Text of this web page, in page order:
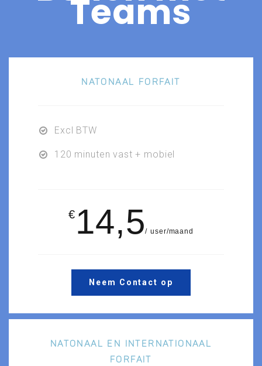
Teams
NATONAAL FORFAIT
Excl BTW
120 minuten vast + mobiel
€ 14,5 user/maand
Neem Contact op
NATONAAL EN INTERNATIONAAL
FORFAIT